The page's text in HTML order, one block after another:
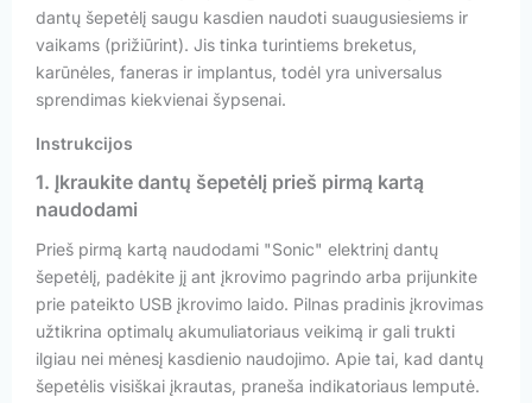
dantų šepetėlį saugu kasdien naudoti suaugusiesiems ir
vaikams (prižiūrint). Jis tinka turintiems breketus,
karūnėles, faneras ir implantus, todėl yra universalus
sprendimas kiekvienai šypsenai.
Instrukcijos
1. Įkraukite dantų šepetėlį prieš pirmą kartą
naudodami
Prieš pirmą kartą naudodami "Sonic" elektrinį dantų
šepetėlį, padėkite jį ant įkrovimo pagrindo arba prijunkite
prie pateikto USB įkrovimo laido. Pilnas pradinis įkrovimas
užtikrina optimalų akumuliatoriaus veikimą ir gali trukti
ilgiau nei mėnesį kasdienio naudojimo. Apie tai, kad dantų
šepetėlis visiškai įkrautas, praneša indikatoriaus lemputė.